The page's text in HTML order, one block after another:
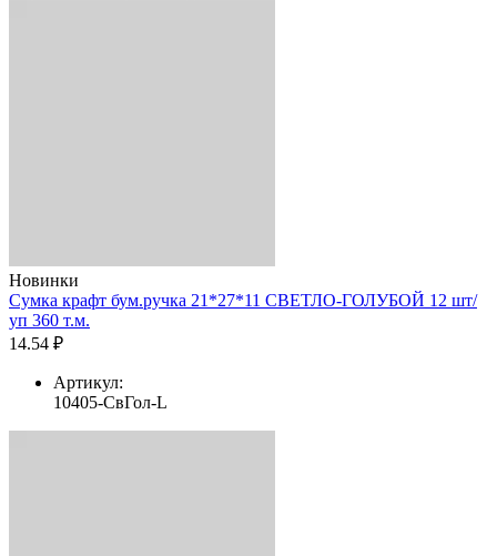
Новинки
Сумка крафт бум.ручка 21*27*11 СВЕТЛО-ГОЛУБОЙ 12 шт/
уп 360 т.м.
14.54 ₽
Артикул:
10405-СвГол-L